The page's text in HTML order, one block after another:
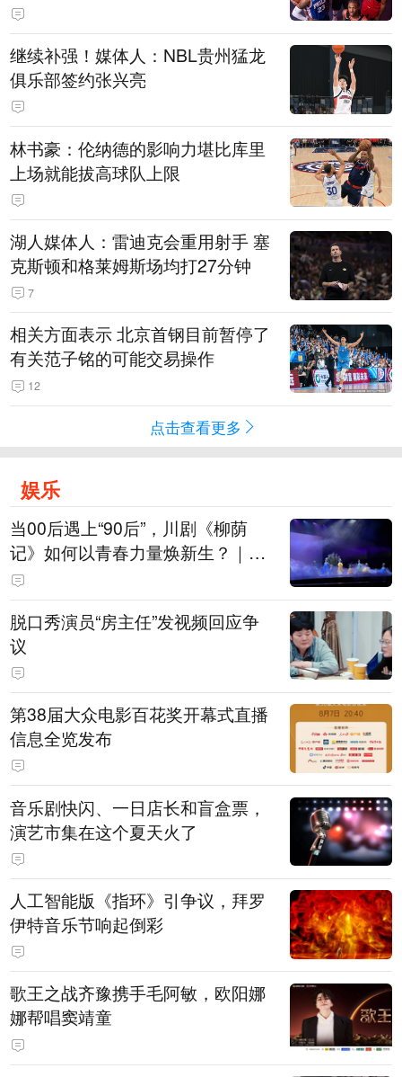
继续补强！媒体人：NBL贵州猛龙
俱乐部签约张兴亮
林书豪：伦纳德的影响力堪比库里
上场就能拔高球队上限
湖人媒体人：雷迪克会重用射手 塞
克斯顿和格莱姆斯场均打27分钟
7
相关方面表示 北京首钢目前暂停了
有关范子铭的可能交易操作
12
点击查看更多
娱乐
当00后遇上“90后”，川剧《柳荫
记》如何以青春力量焕新生？｜文
化观察
脱口秀演员“房主任”发视频回应争
议
第38届大众电影百花奖开幕式直播
信息全览发布
音乐剧快闪、一日店长和盲盒票，
演艺市集在这个夏天火了
人工智能版《指环》引争议，拜罗
伊特音乐节响起倒彩
歌王之战齐豫携手毛阿敏，欧阳娜
娜帮唱窦靖童